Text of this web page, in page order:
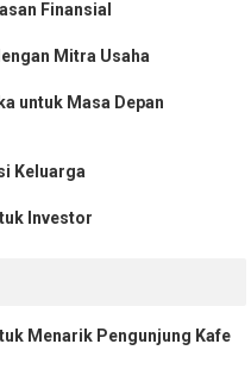
Finansial
Mitra Usaha
untuk Masa Depan
Keluarga
Investor
Menarik Pengunjung Kafe